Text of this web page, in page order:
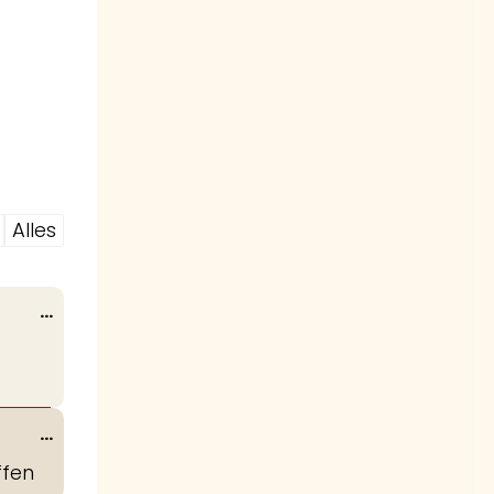
Alles
...Wissel
...Wissel
metabox.